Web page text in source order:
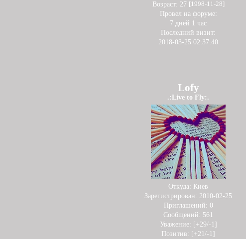
Возраст: 27 [1998-11-28]
Провел на форуме:
7 дней 1 час
Последний визит:
2018-03-25 02:37:40
Lofy
.:Live to Fly:.
Откуда: Киев
Зарегистрирован: 2010-02-25
Приглашений: 0
Сообщений: 561
Уважение: [+29/-1]
Позитив: [+21/-1]